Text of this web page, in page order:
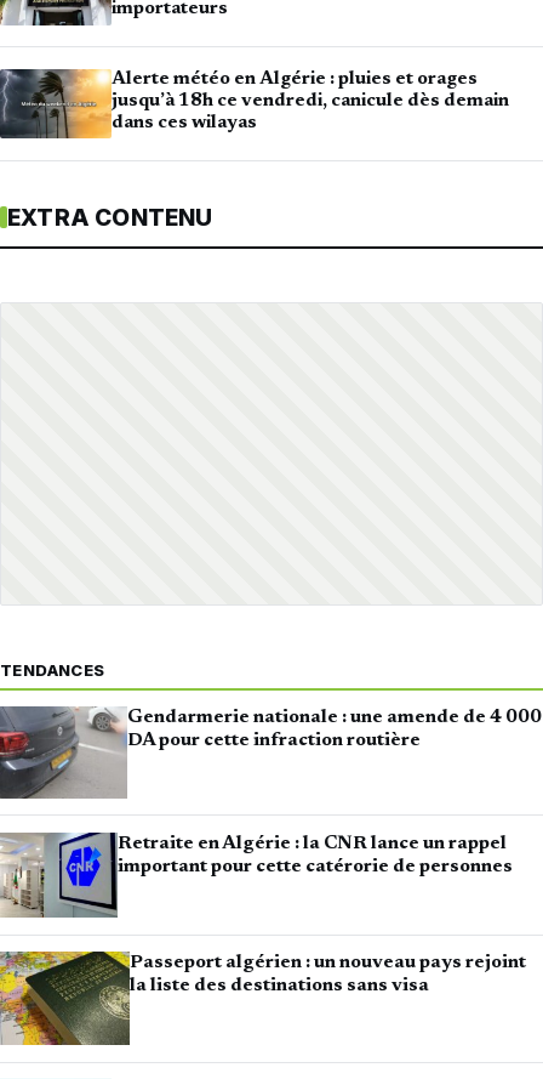
importateurs
Alerte météo en Algérie : pluies et orages
jusqu’à 18h ce vendredi, canicule dès demain
dans ces wilayas
EXTRA CONTENU
TENDANCES
Gendarmerie nationale : une amende de 4 000
DA pour cette infraction routière
Retraite en Algérie : la CNR lance un rappel
important pour cette catérorie de personnes
Passeport algérien : un nouveau pays rejoint
la liste des destinations sans visa